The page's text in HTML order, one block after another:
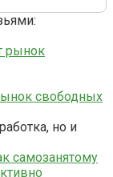
свободных
но и